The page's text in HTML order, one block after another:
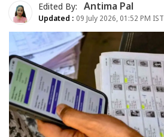
Edited By: Antima Pal
Updated : 09 July 2026, 01:52 PM IST